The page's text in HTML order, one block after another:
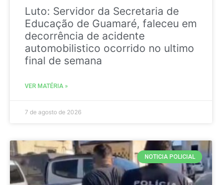
Luto: Servidor da Secretaria de
Educação de Guamaré, faleceu em
decorrência de acidente
automobilistico ocorrido no ultimo
final de semana
VER MATÉRIA »
7 de agosto de 2026
NOTICIA POLICIAL